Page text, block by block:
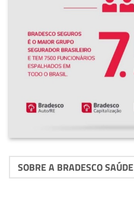
SOBRE A BRADESCO SAÚDE